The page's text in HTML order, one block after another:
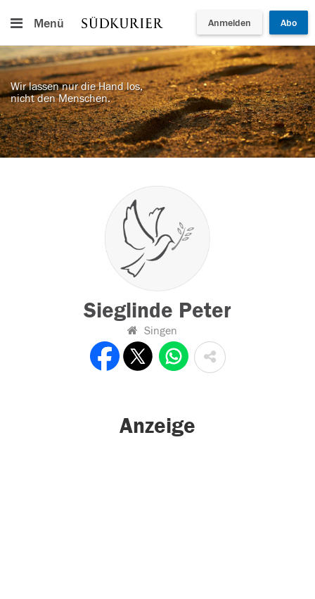
Menü Anmelden Abo
Wir lassen nur die Hand los,
nicht den Menschen.
Sieglinde Peter
Singen
Anzeige